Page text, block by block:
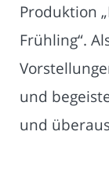
Produktion
Frühling“.
und
und